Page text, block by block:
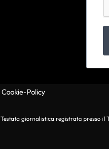
Cookie-Policy
Testata giornalistica registrata presso il